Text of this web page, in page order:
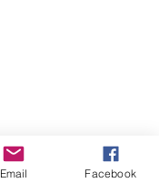
Email Facebook